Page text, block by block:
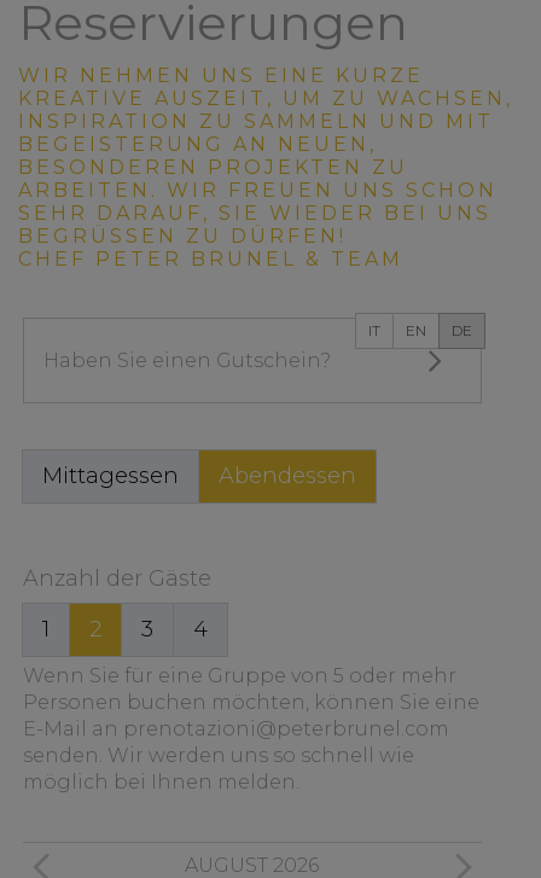
Reservierungen
WIR NEHMEN UNS EINE KURZE
KREATIVE AUSZEIT, UM ZU WACHSEN,
INSPIRATION ZU SAMMELN UND MIT
BEGEISTERUNG AN NEUEN,
BESONDEREN PROJEKTEN ZU
ARBEITEN. WIR FREUEN UNS SCHON
SEHR DARAUF, SIE WIEDER BEI UNS
BEGRÜSSEN ZU DÜRFEN!
CHEF PETER BRUNEL & TEAM